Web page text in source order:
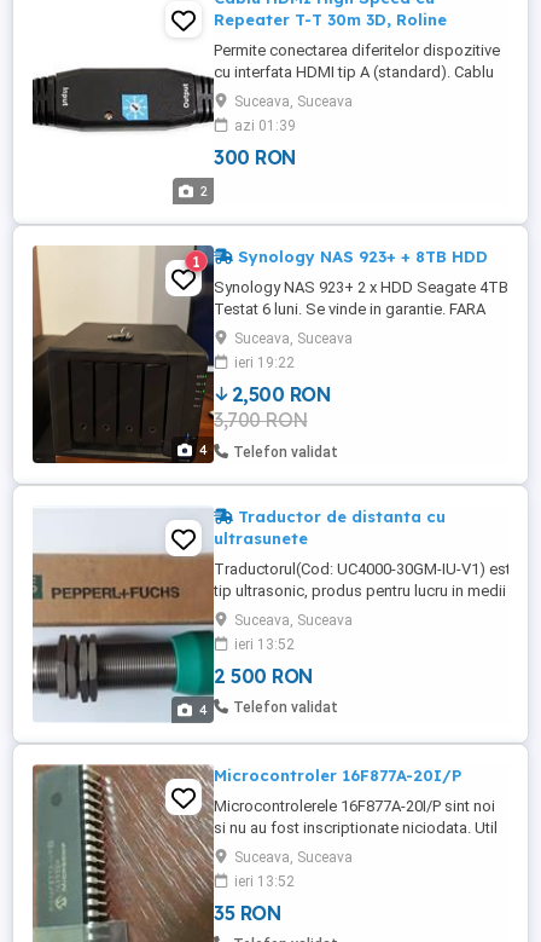
2
Repeater T-T 30m 3D, Roline
Permite conectarea diferitelor dispozitive
cu interfata HDMI tip A (standard). Cablu
HDMI cu repeator integrat capabil sa
transmita semnal audio-video pe o
distanta de 30.m. Nu necesita sursa de
alimentare sau soft. Dimensiuni repeator:
Suceava, Suceava
azi 01:39
300 RON
4
1 Synology NAS 923+ + 8TB HDD
Synology NAS 923+ 2 x HDD Seagate 4TB
Testat 6 luni. Se vinde in garantie. FARA
SCHIMBURI
Suceava, Suceava
ieri 19:22
2,500 RON
3,700 RON
Telefon validat
4
Traductor de distanta cu
ultrasunete
Traductorul(Cod: UC4000-30GM-IU-V1) este
tip ultrasonic, produs pentru lucru in medii
dure(utilaje de asternut covor asfaltic).
Documentatia pentru punere in functiune
este la adresa: https://www.pepperl-
fuchs.com/global/en/classid_186.htm?
view=productdetails&prodid=2617#overview
Suceava, Suceava
ieri 13:52
2 500 RON
Telefon validat
Microcontroler 16F877A-20I/P
Microcontrolerele 16F877A-20I/P sint noi
si nu au fost inscriptionate niciodata. Util
pentru proiecte de invatare programare in
limbaj C.
Suceava, Suceava
ieri 13:52
35 RON